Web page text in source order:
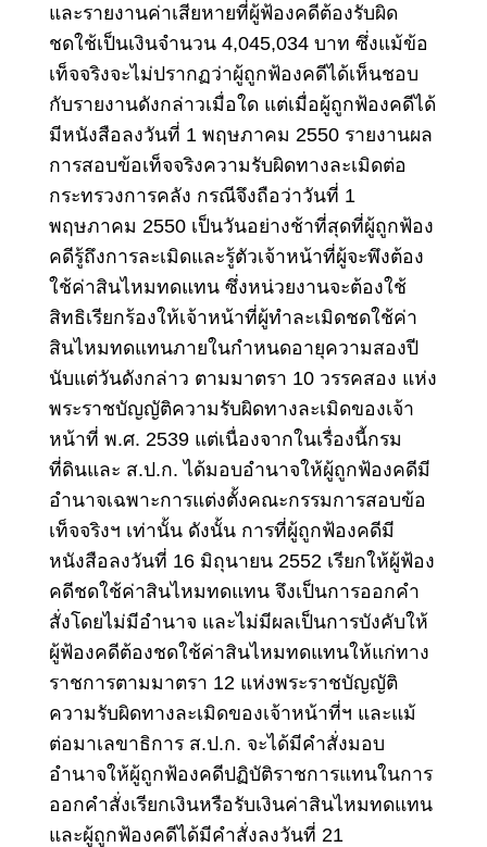
และรายงานค่าเสียหายที่ผู้ฟ้องคดีต้องรับผิด
ชดใช้เป็นเงินจำนวน 4,045,034 บาท ซึ่งแม้ข้อ
เท็จจริงจะไม่ปรากฏว่าผู้ถูกฟ้องคดีได้เห็นชอบ
กับรายงานดังกล่าวเมื่อใด แต่เมื่อผู้ถูกฟ้องคดีได้
มีหนังสือลงวันที่ 1 พฤษภาคม 2550 รายงานผล
การสอบข้อเท็จจริงความรับผิดทางละเมิดต่อ
กระทรวงการคลัง กรณีจึงถือว่าวันที่ 1
พฤษภาคม 2550 เป็นวันอย่างช้าที่สุดที่ผู้ถูกฟ้อง
คดีรู้ถึงการละเมิดและรู้ตัวเจ้าหน้าที่ผู้จะพึงต้อง
ใช้ค่าสินไหมทดแทน ซึ่งหน่วยงานจะต้องใช้
สิทธิเรียกร้องให้เจ้าหน้าที่ผู้ทำละเมิดชดใช้ค่า
สินไหมทดแทนภายในกำหนดอายุความสองปี
นับแต่วันดังกล่าว ตามมาตรา 10 วรรคสอง แห่ง
พระราชบัญญัติความรับผิดทางละเมิดของเจ้า
หน้าที่ พ.ศ. 2539 แต่เนื่องจากในเรื่องนี้กรม
ที่ดินและ ส.ป.ก. ได้มอบอำนาจให้ผู้ถูกฟ้องคดีมี
อำนาจเฉพาะการแต่งตั้งคณะกรรมการสอบข้อ
เท็จจริงฯ เท่านั้น ดังนั้น การที่ผู้ถูกฟ้องคดีมี
หนังสือลงวันที่ 16 มิถุนายน 2552 เรียกให้ผู้ฟ้อง
คดีชดใช้ค่าสินไหมทดแทน จึงเป็นการออกคำ
สั่งโดยไม่มีอำนาจ และไม่มีผลเป็นการบังคับให้
ผู้ฟ้องคดีต้องชดใช้ค่าสินไหมทดแทนให้แก่ทาง
ราชการตามมาตรา 12 แห่งพระราชบัญญัติ
ความรับผิดทางละเมิดของเจ้าหน้าที่ฯ และแม้
ต่อมาเลขาธิการ ส.ป.ก. จะได้มีคำสั่งมอบ
อำนาจให้ผู้ถูกฟ้องคดีปฏิบัติราชการแทนในการ
ออกคำสั่งเรียกเงินหรือรับเงินค่าสินไหมทดแทน
และผู้ถูกฟ้องคดีได้มีคำสั่งลงวันที่ 21